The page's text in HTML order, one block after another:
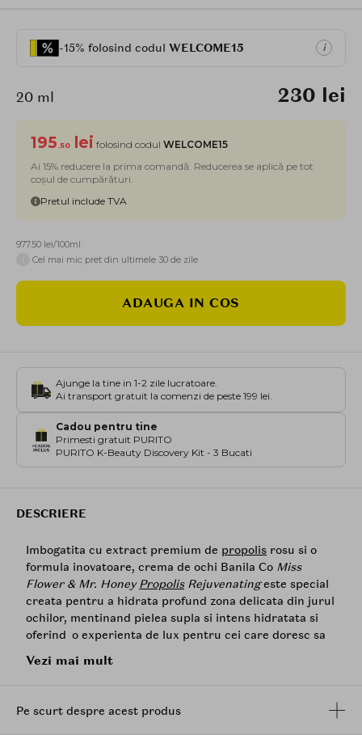
-15% folosind codul WELCOME15 i
20 ml 230 lei
195 .50 lei folosind codul WELCOME15
Ai 15% reducere la prima comandă. Reducerea se aplică pe tot
coșul de cumpărături.
Pretul include TVA
977.50 lei/100ml
Cel mai mic pret din ultimele 30 de zile
ADAUGA IN COS
Ajunge la tine in 1-2 zile lucratoare.
Ai transport gratuit la comenzi de peste 199 lei.
Cadou pentru tine
Primesti gratuit PURITO
PURITO K-Beauty Discovery Kit - 3 Bucati
DESCRIERE
Imbogatita cu extract premium de propolis rosu si o
formula inovatoare, crema de ochi Banila Co Miss
Flower & Mr. HoneyPropolisRejuvenatingeste special
creata pentru a hidrata profund zona delicata din jurul
ochilor, mentinand pielea supla si intens hidratata si
oferind o experienta de lux pentru cei care doresc sa
intr-un mod rafinat si eficient.
(Extract dePropolis, Extract de Laptisor de Matca,
Vezi mai mult
Pe scurt despre acest produs